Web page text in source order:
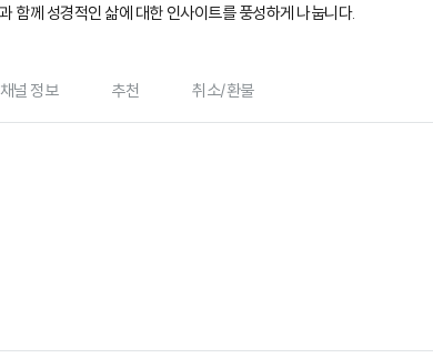
함께 성경적인 삶에 대한 인사이트를 풍성하게 나눕니다.
채널 정보 추천 취소/환불